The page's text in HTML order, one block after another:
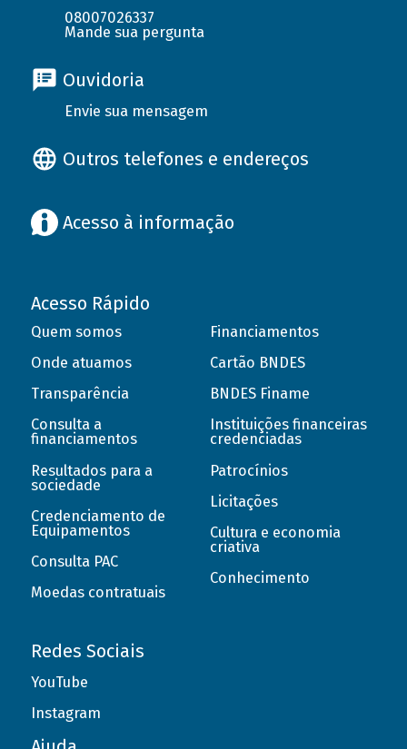
08007026337
Mande sua pergunta
Ouvidoria
Envie sua mensagem
Outros telefones e endereços
Acesso à informação
Acesso Rápido
Quem somos
Onde atuamos
Transparência
Consulta a
financiamentos
Resultados para a
sociedade
Credenciamento de
Equipamentos
Consulta PAC
Moedas contratuais
Financiamentos
Cartão BNDES
BNDES Finame
Instituições financeiras
credenciadas
Patrocínios
Licitações
Cultura e economia
criativa
Conhecimento
Redes Sociais
YouTube
Instagram